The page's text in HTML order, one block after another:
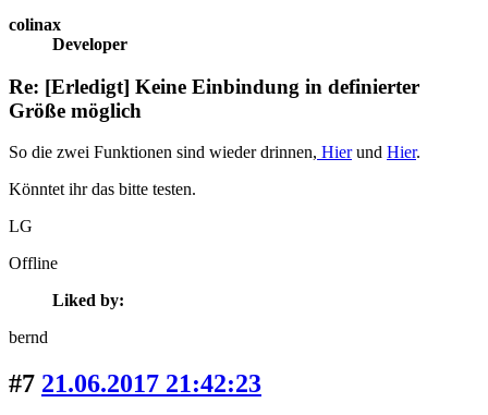
colinax
Developer
Re: [Erledigt] Keine Einbindung in definierter
Größe möglich
So die zwei Funktionen sind wieder drinnen, Hierund Hier.
Könntet ihr das bitte testen.
LG
Offline
Liked by:
bernd
#7 21.06.2017 21:42:23